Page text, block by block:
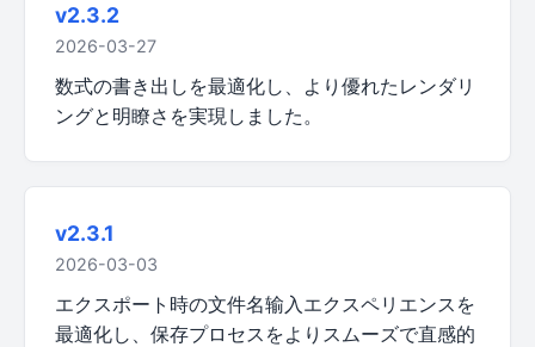
v2.3.2
2026-03-27
数式の書き出しを最適化し、より優れたレンダリ
ングと明瞭さを実現しました。
v2.3.1
2026-03-03
エクスポート時の文件名输入エクスペリエンスを
最適化し、保存プロセスをよりスムーズで直感的